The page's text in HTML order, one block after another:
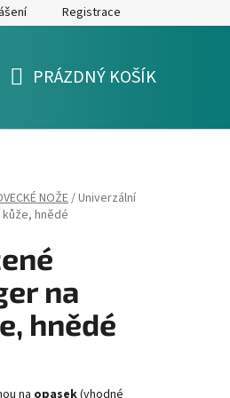
výměnu zboží Moje objednávka
Registrace
PRÁZDNÝ KOŠÍK
NOŽE/Univerzální
hnědé
na
hnědé